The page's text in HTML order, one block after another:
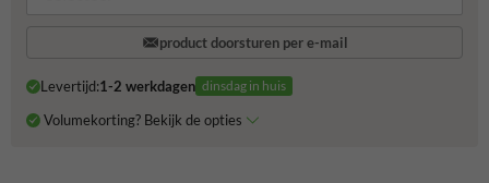
product doorsturen per e-mail
Levertijd:1-2 werkdagen dinsdag in huis
Volumekorting? Bekijk de opties